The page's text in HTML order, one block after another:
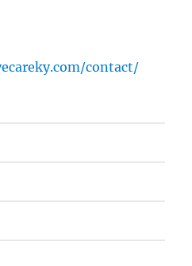
contact/